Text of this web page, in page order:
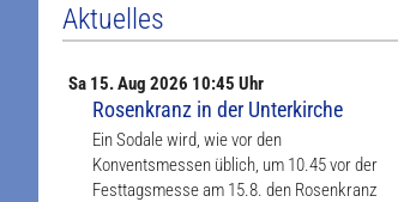
Aktuelles
Sa 15. Aug 2026 10:45 Uhr
Rosenkranz in der Unterkirche
Ein Sodale wird, wie vor den
Konventsmessen üblich, um 10.45 vor der
Festtagsmesse am 15.8. den Rosenkranz